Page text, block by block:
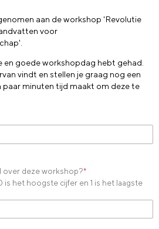
aan de workshop 'Revolutie
voor
en goede workshopdag hebt gehad.
vindt en stellen je graag nog een
paar minuten tijd maakt om deze te
over deze workshop?*
is het hoogste cijfer en 1 is het laagste